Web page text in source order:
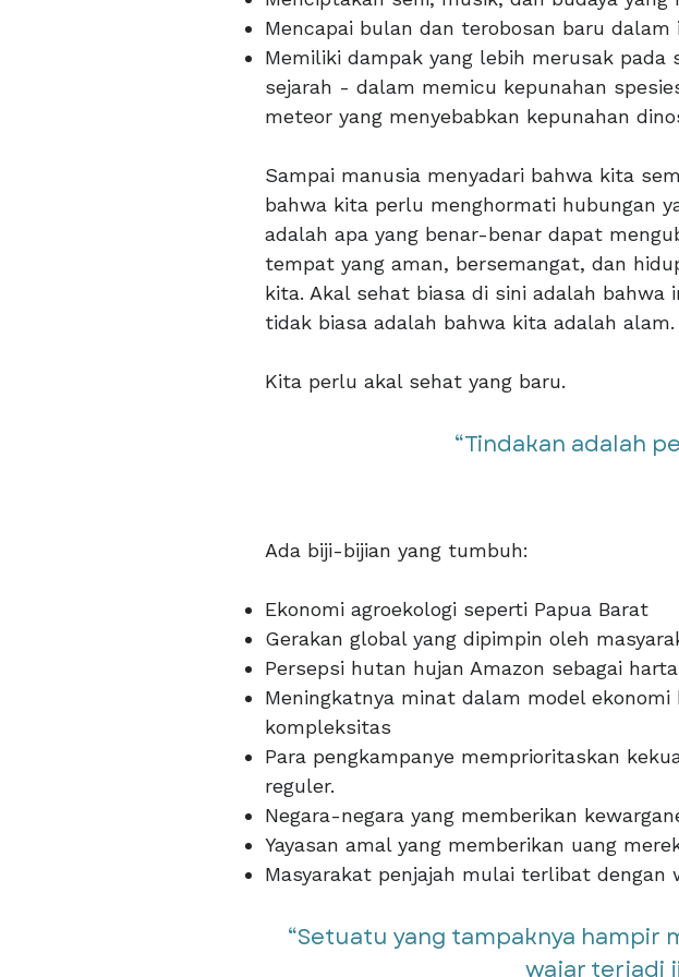
Mencapai bulan dan terobosan baru
Memiliki dampak yang lebih merusak
sejarah - dalam memicu kepunahan
meteor yang menyebabkan kepunahan
Sampai manusia menyadari bahwa kita
bahwa kita perlu menghormati hubungan
adalah apa yang benar-benar dapat
tempat yang aman, bersemangat, dan
kita. Akal sehat biasa di sini adalah bahwa
tidak biasa adalah bahwa kita adalah alam.
Kita perlu akal sehat yang baru.
“Tindakan adalah
Ada biji-bijian yang tumbuh:
Ekonomi agroekologi seperti Papua Barat
Gerakan global yang dipimpin oleh
Persepsi hutan hujan Amazon sebagai
Meningkatnya minat dalam model
kompleksitas
Para pengkampanye memprioritaskan
reguler.
Negara-negara yang memberikan
Yayasan amal yang memberikan uang
Masyarakat penjajah mulai terlibat dengan
“Setuatu yang tampaknya
wajar terjadi